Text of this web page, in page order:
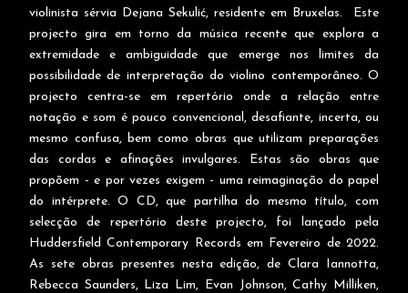
violinista sérvia Dejana Sekulić, residente em Bruxelas. Este
projecto gira em torno da música recente que explora a
extremidade e ambiguidade que emerge nos limites da
possibilidade de interpretação do violino contemporâneo. O
projecto centra-se em repertório onde a relação entre
notação e som é pouco convencional, desafiante, incerta, ou
mesmo confusa, bem como obras que utilizam preparações
das cordas e afinações invulgares. Estas são obras que
propõem - e por vezes exigem - uma reimaginação do papel
do intérprete. O CD, que partilha do mesmo título, com
selecção de repertório deste projecto, foi lançado pela
Huddersfield Contemporary Records em Fevereiro de 2022.
As sete obras presentes nesta edição, de Clara Iannotta,
Rebecca Saunders, Liza Lim, Evan Johnson, Cathy Milliken,